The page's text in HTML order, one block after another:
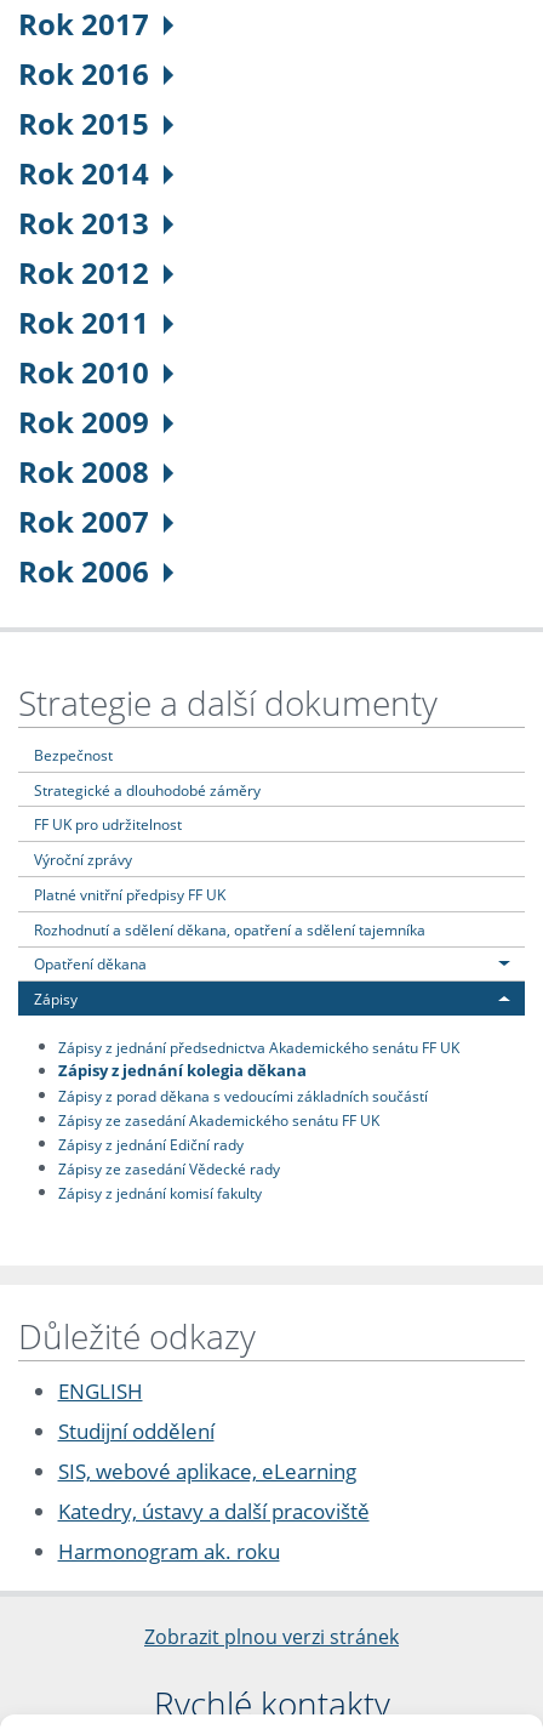
Rok 2017
Rok 2016
Rok 2015
Rok 2014
Rok 2013
Rok 2012
Rok 2011
Rok 2010
Rok 2009
Rok 2008
Rok 2007
Rok 2006
Strategie a další dokumenty
Bezpečnost
Strategické a dlouhodobé záměry
FF UK pro udržitelnost
Výroční zprávy
Platné vnitřní předpisy FF UK
Rozhodnutí a sdělení děkana, opatření a sdělení tajemníka
Opatření děkana
Zápisy
Zápisy z jednání předsednictva Akademického senátu FF UK
Zápisy z jednání kolegia děkana
Zápisy z porad děkana s vedoucími základních součástí
Zápisy ze zasedání Akademického senátu FF UK
Zápisy z jednání Ediční rady
Zápisy ze zasedání Vědecké rady
Zápisy z jednání komisí fakulty
Důležité odkazy
ENGLISH
Studijní oddělení
SIS, webové aplikace, eLearning
Katedry, ústavy a další pracoviště
Harmonogram ak. roku
Zobrazit plnou verzi stránek
Rychlé kontakty